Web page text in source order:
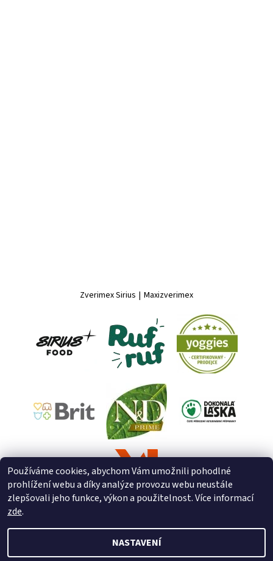
Zverimex Sirius | Maxizverimex
2026 © ZooZverimex, všechna práva vyhrazena
cookies
Používáme cookies, abychom Vám umožnili pohodlné
prohlížení webu a díky analýze provozu webu neustále
zlepšovali jeho funkce, výkon a použitelnost. Více informací
zde.
NASTAVENÍ